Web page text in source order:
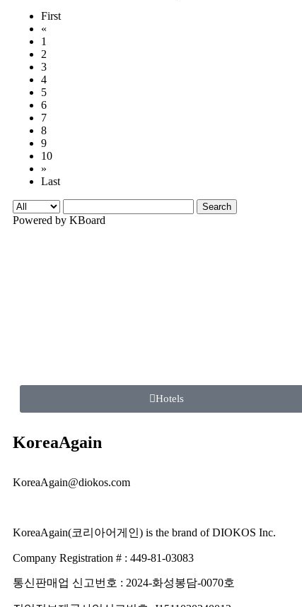
First
«
1
2
3
4
5
6
7
8
9
10
»
Last
Search
Powered by KBoard
Hotels
KoreaAgain
KoreaAgain@diokos.com
KoreaAgain(코리아어게인) is the brand of DIOKOS Inc.
Company Registration # : 449-81-03083
통신판매업 신고번호 : 2024-화성봉담-0070호